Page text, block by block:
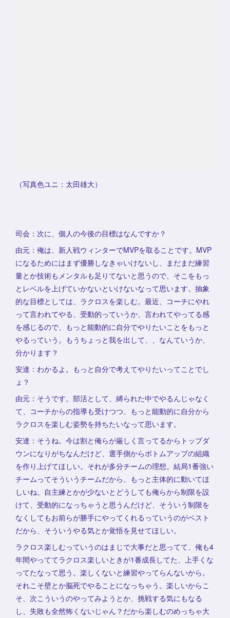
（写真色ユニ：太田雄大）
司会：次に、個人の今後の目標はなんですか？
由元：俺は、新人戦ウィンターでMVPを取ることです。MVP
になるためにはまず優勝しなきゃいけないし、まだまだ練習
量とか技術もメンタルも足りてないと思うので、そこをもっ
とレベルを上げていかないといけないなって思います。抽象
的な目標としては、ラクロスを楽しむ。最近、コーチにやれ
って言われてやる、受動的っていうか、言われてやってる感
を感じるので、もっと能動的に自分でやりたいことをもっと
やるっていう。もうちょっと我を出して、、なんていうか、
分かります？
安達：わかるよ。もっと自分で考えてやりたいってことでし
ょ？
由元：そうです。部活として、縛られた中でやるんじゃなく
て、コーチからの指導も受けつつ、もっと能動的に自分から
ラクロスを楽しむ姿勢を持ちたいなって思います。
安達：そうね。今は割と俺らが厳しく言ってるからトップダ
ウンになりがちなんだけど、選手側からボトムアップの組織
を作り上げてほしい。それが多分チームの理想。結局1番強い
チームってそういうチームだから、もっと主体的に動いてほ
しいね。自主練とかが少ないとどうしても俺らから制限を設
けて、受動的になっちゃうと思うんだけど、そういう制限を
なくしてもお前らが勝手にやってくれるっていうのがベスト
だから、そういうやる気とか覚悟を見せてほしい。
ラクロス楽しむっていうのはまじで大事だと思ってて、俺も4
年間やっててラクロス楽しいときが1番成長してた、上手くな
ってたなって思う。楽しくないと練習やってらんないから。
それこそ壁とか脳死でやることになっちゃう。楽しいからこ
そ、次こういうのやってみようとか、挑戦する気にもなる
し、失敗も全然怖くないじゃん？だから楽しむのめっちゃ大